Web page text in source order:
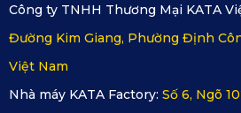
Nếu KD001 Pro nổi bật ở thiết kế
hình 2K thì KATA Dash KD002 lại
bởi chất lượng hình ảnh 4K siêu nét
tiên tiến.
Công ty TNHH Thương Mại KATA
Đường Kim Giang, Phường Định
Việt Nam
Nhà máy KATA Factory: Số 6, Ngõ